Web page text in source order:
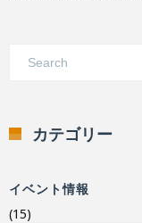
カテゴリー
イベント情報
(15)